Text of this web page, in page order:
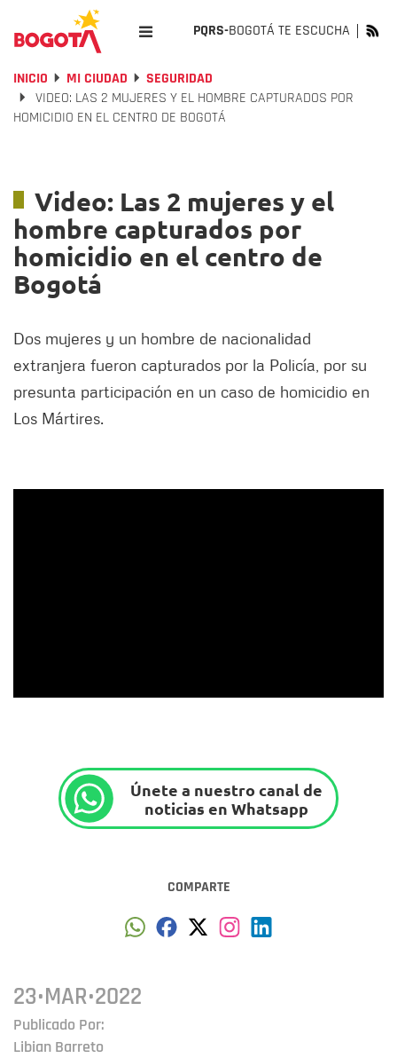
PQRS-BOGOTÁ TE ESCUCHA
INICIO MI CIUDAD
SEGURIDAD
VIDEO: LAS 2 MUJERES Y EL HOMBRE CAPTURADOS POR
HOMICIDIO EN EL CENTRO DE BOGOTÁ
Video: Las 2 mujeres y el
hombre capturados por
homicidio en el centro de
Bogotá
Dos mujeres y un hombre de nacionalidad
extranjera fueron capturados por la Policía, por su
presunta participación en un caso de homicidio en
Los Mártires.
Únete a nuestro canal de
noticias en Whatsapp
COMPARTE
Publicado Por:
Libian Barreto
23•MAR•2022